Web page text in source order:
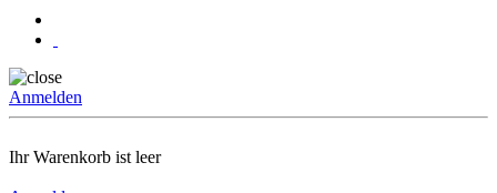
Anmelden
Ihr Warenkorb ist leer